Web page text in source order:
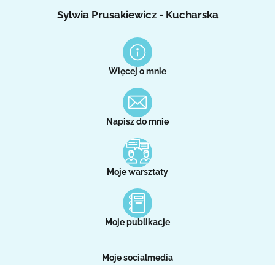
Sylwia Prusakiewicz - Kucharska
Więcej o mnie
Napisz do mnie
Moje warsztaty
Moje publikacje
Moje socialmedia